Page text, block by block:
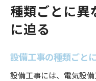
種類ごとに異
に迫る
設備工事の種類ごと
設備工事には、電気設